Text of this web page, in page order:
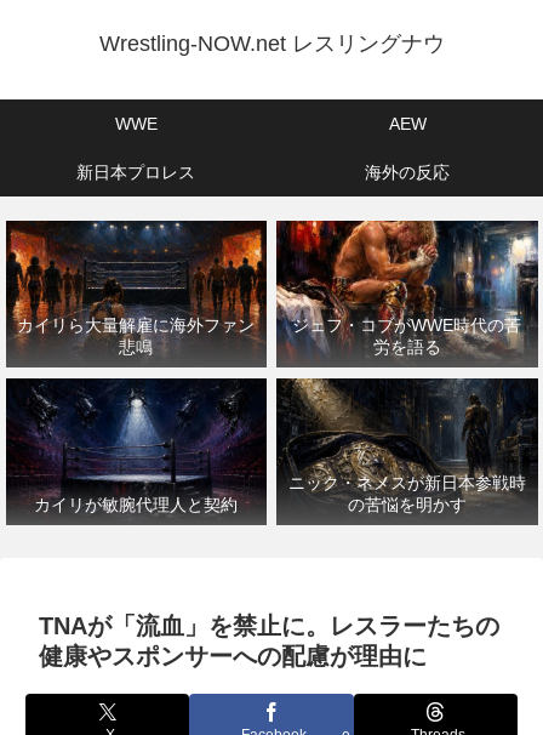
Wrestling-NOW.net レスリングナウ
WWE AEW
新日本プロレス 海外の反応
カイリら大量解雇に海外ファン
悲鳴
ジェフ・コブがWWE時代の苦
労を語る
カイリが敏腕代理人と契約
ニック・ネメスが新日本参戦時
の苦悩を明かす
TNAが「流血」を禁止に。レスラーたちの
健康やスポンサーへの配慮が理由に